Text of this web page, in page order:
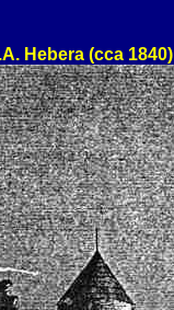
Hebera (cca 1840)